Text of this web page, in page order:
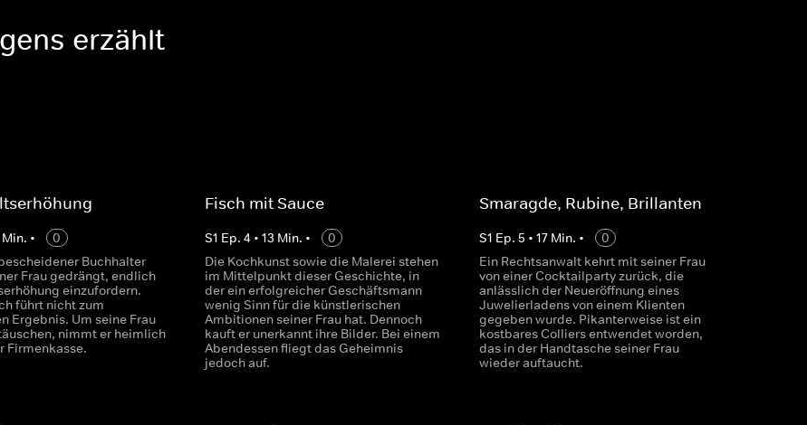
erzählt
Min. •
0
Buchhalter
Frau gedrängt, endlich
einzufordern.
führt nicht zum
Ergebnis. Um seine Frau
nimmt er heimlich
Firmenkasse.
Fisch mit Sauce
S1 Ep. 4 • 13 Min. •
0
Die Kochkunst sowie die Malerei stehen
im Mittelpunkt dieser Geschichte, in
der ein erfolgreicher Geschäftsmann
wenig Sinn für die künstlerischen
Ambitionen seiner Frau hat. Dennoch
kauft er unerkannt ihre Bilder. Bei einem
Abendessen fliegt das Geheimnis
jedoch auf.
Smaragde, Rubine, Brillanten
S1 Ep. 5 • 17Min. •
0
Ein Rechtsanwalt kehrt mit seiner Frau
von einer Cocktailparty zurück, die
anlässlich der Neueröffnung eines
Juwelierladens von einem Klienten
gegeben wurde. Pikanterweise ist ein
kostbares Colliers entwendet worden,
das in der Handtasche seiner Frau
wieder auftaucht.